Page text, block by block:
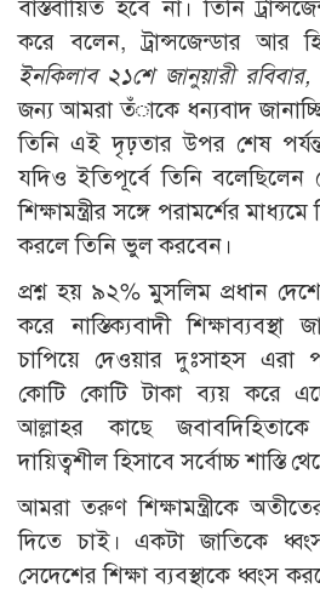
বাস্তবায়িত হবে না। তিনি
করে বলেন, ট্রান্সজেন্ডার আর
ইনকিলাব ২১শে জানুয়ারী রবিবার,
জন্য আমরা তঁাকে ধন্যবাদ
তিনি এই দৃঢ়তার উপর শেষ
যদিও ইতিপূর্বে তিনি বলেছিলেন
শিক্ষামন্ত্রীর সঙ্গে পরামর্শের
করলে তিনি ভুল করবেন।
প্রশ্ন হয় ৯২% মুসলিম প্রধান
করে নাস্তিক্যবাদী
চাপিয়ে দেওয়ার দুঃসাহস
কোটি কোটি টাকা ব্যয় করে
আল্লাহর কাছে
দায়িত্বশীল হিসাবে সর্বোচ্চ শাস্তি
আমরা তরুণ শিক্ষামন্ত্রীকে
দিতে চাই। একটা জাতিকে
সেদেশের শিক্ষা ব্যবস্থাকে ধ্বংস